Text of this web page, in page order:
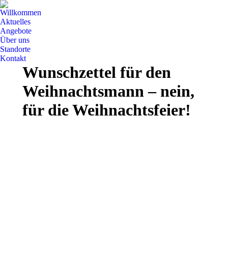
Willkommen
Aktuelles
Angebote
Über uns
Standorte
Kontakt
Wunschzettel für den
Weihnachtsmann – nein,
für die Weihnachtsfeier!